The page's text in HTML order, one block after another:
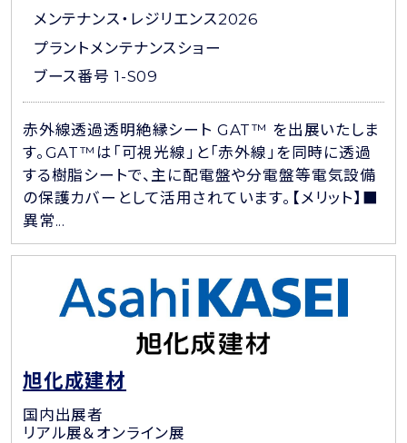
メンテナンス・レジリエンス2026
プラントメンテナンスショー
ブース番号 1-S09
赤外線透過透明絶縁シート GAT™ を出展いたしま
す。GAT™は「可視光線」と「赤外線」を同時に透過
する樹脂シートで、主に配電盤や分電盤等電気設備
の保護カバーとして活用されています。【メリット】■
異常...
旭化成建材
国内出展者
リアル展＆オンライン展